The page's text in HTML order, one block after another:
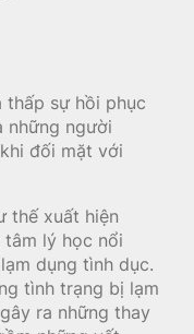
thấp sự hồi phục
những người
đối mặt với
thế xuất hiện
lý học nổi
dụng tình dục.
tình trạng bị lạm
ra những thay